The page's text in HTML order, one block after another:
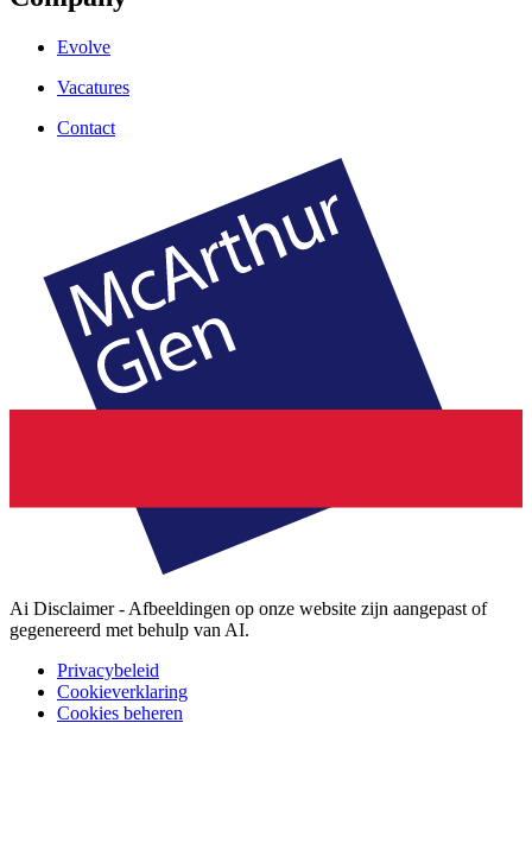
Evolve
Vacatures
Contact
Ai Disclaimer - Afbeeldingen op onze website zijn aangepast of
gegenereerd met behulp van AI.
Privacybeleid
Cookieverklaring
Cookies beheren